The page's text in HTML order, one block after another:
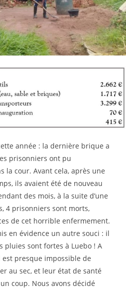
année : la dernière brique a
prisonniers ont pu
la cour. Avant cela, après une
ils avaient été de nouveau
des mois, à la suite d’une
4 prisonniers sont morts,
de cet horrible enfermement.
en évidence un autre souci : il
pluies sont fortes à Luebo ! A
presque impossible de
au sec, et leur état de santé
coup. Nous avons décidé